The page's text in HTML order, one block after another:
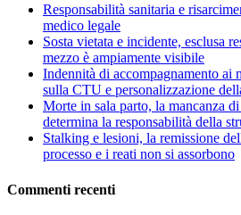
Responsabilità sanitaria e
medico legale
Sosta vietata e incidente, esclusa
mezzo è ampiamente visibile
Indennità di accompagnamento ai
sulla CTU e personalizzazione
Morte in sala parto, la mancanza
determina la responsabilità della
Stalking e lesioni, la remissione
processo e i reati non si assorbono
Commenti recenti